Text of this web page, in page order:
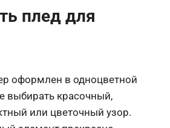
плед для
оформлен в одноцветной
выбирать красочный,
или цветочный узор.